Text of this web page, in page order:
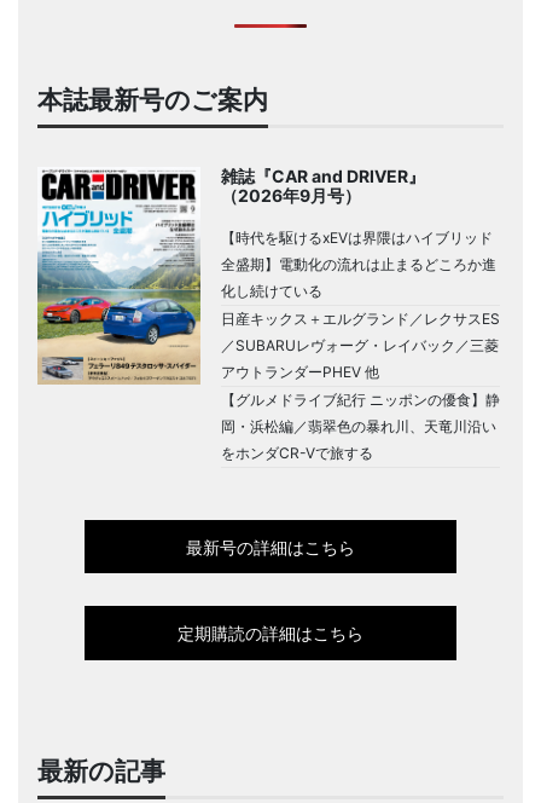
本誌最新号のご案内
雑誌『CAR and DRIVER』
（2026年9月号）
【時代を駆けるxEVは界隈はハイブリッド
全盛期】電動化の流れは止まるどころか進
化し続けている
日産キックス＋エルグランド／レクサスES
／SUBARUレヴォーグ・レイバック／三菱
アウトランダーPHEV 他
【グルメドライブ紀行 ニッポンの優食】静
岡・浜松編／翡翠色の暴れ川、天竜川沿い
をホンダCR-Vで旅する
最新号の詳細はこちら
定期購読の詳細はこちら
最新の記事